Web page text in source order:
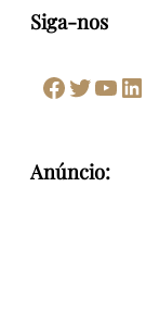
Siga-nos
Facebook Twitter Youtube LinkedIn
Anúncio: